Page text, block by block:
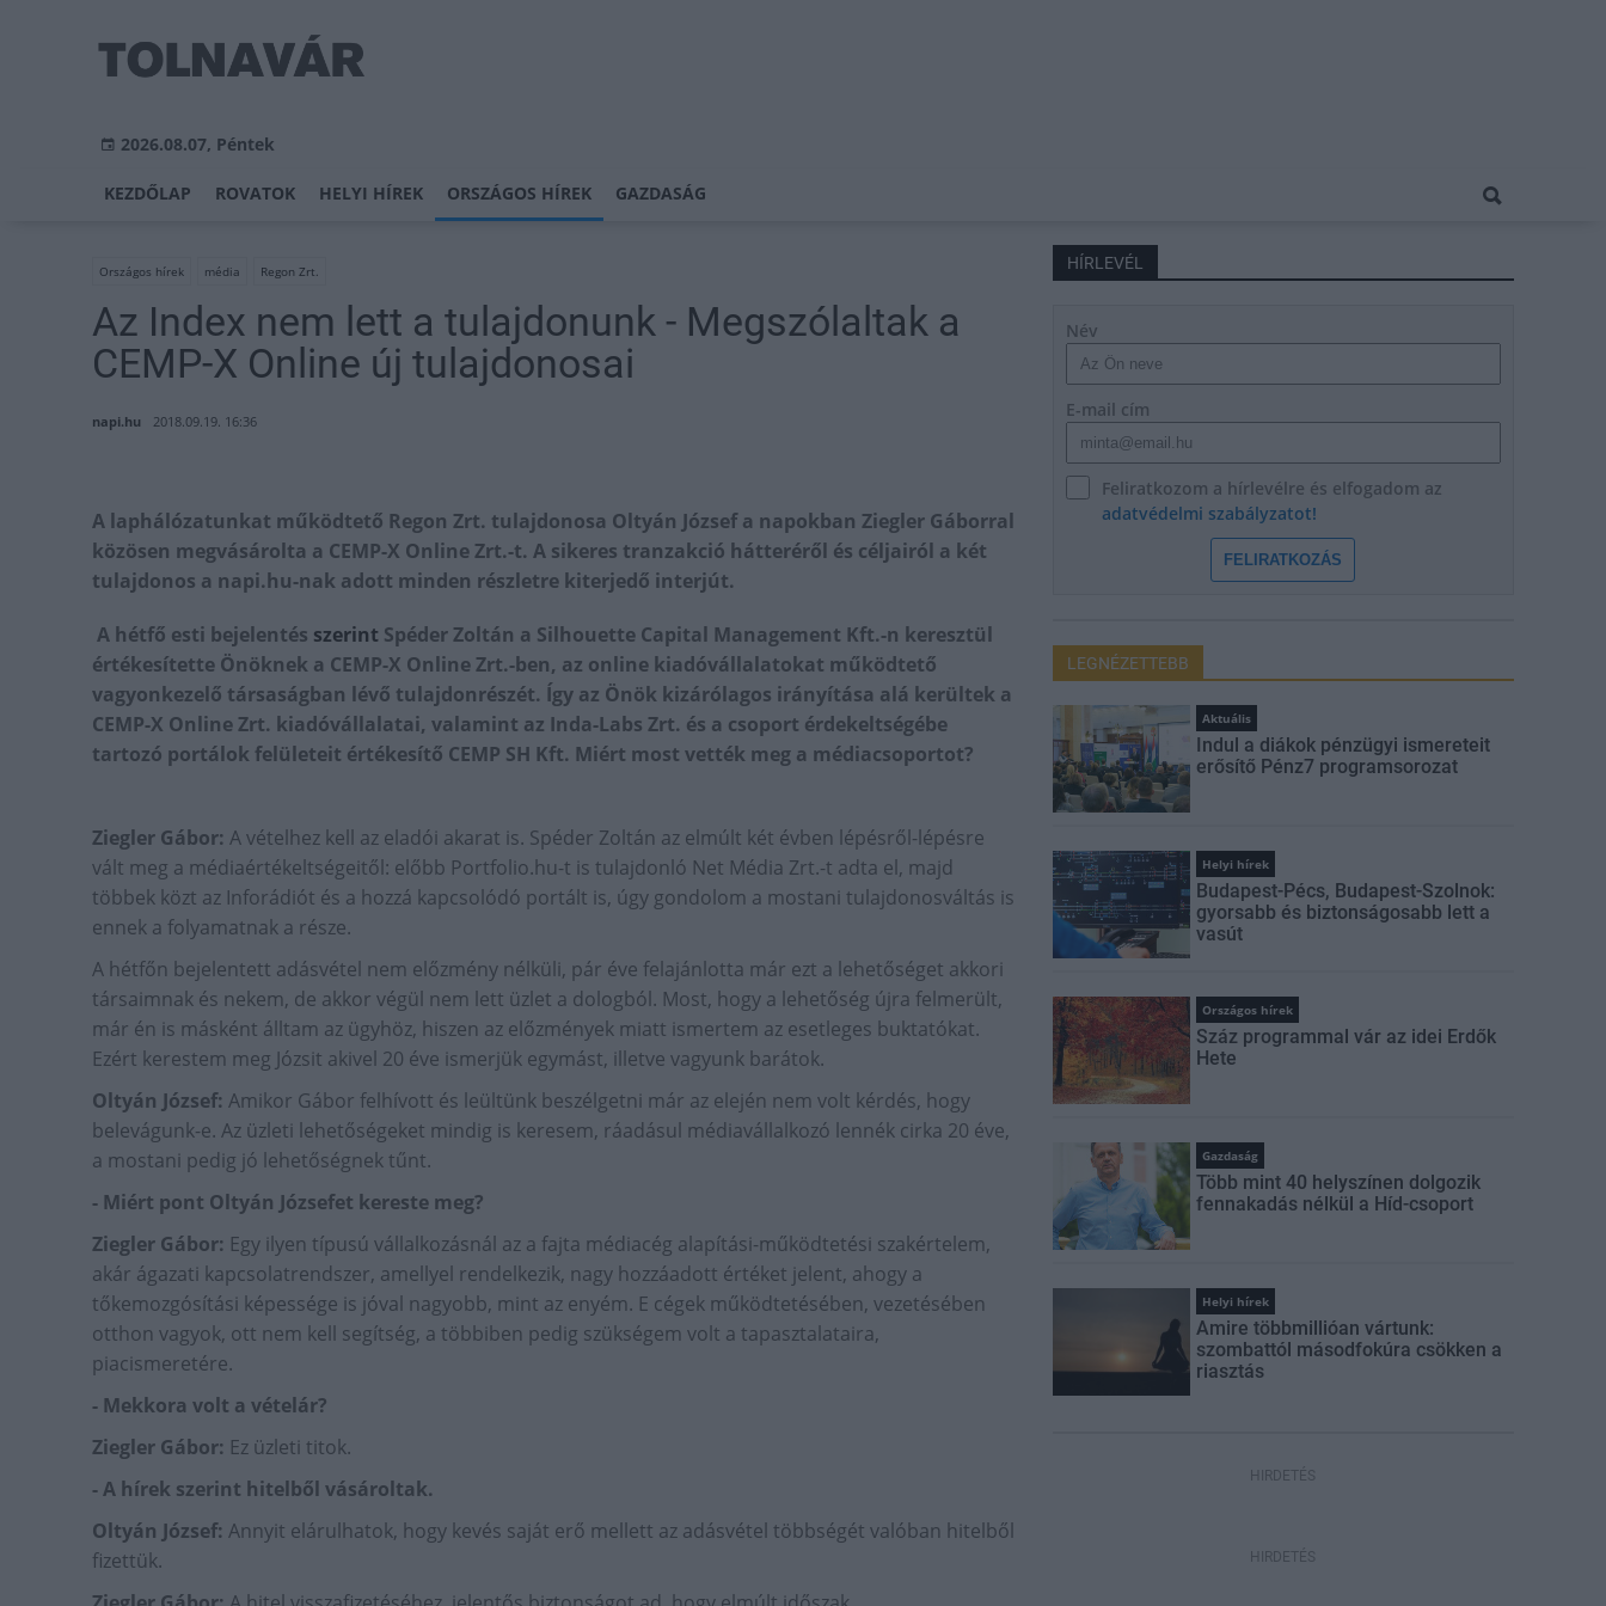
2026.08.07, Péntek
KEZDŐLAP ROVATOK HELYI HÍREK ORSZÁGOS HÍREK GAZDASÁG
Országos hírek média Regon Zrt.
Az Index nem lett a tulajdonunk - Megszólaltak a
CEMP-X Online új tulajdonosai
napi.hu 2018.09.19. 16:36
A laphálózatunkat működtető Regon Zrt. tulajdonosa Oltyán József a napokban Ziegler Gáborral
közösen megvásárolta a CEMP-X Online Zrt.-t. A sikeres tranzakció hátteréről és céljairól a két
tulajdonos a napi.hu-nak adott minden részletre kiterjedő interjút.
A hétfő esti bejelentés szerint Spéder Zoltán a Silhouette Capital Management Kft.-n keresztül
értékesítette Önöknek a CEMP-X Online Zrt.-ben, az online kiadóvállalatokat működtető
vagyonkezelő társaságban lévő tulajdonrészét. Így az Önök kizárólagos irányítása alá kerültek a
CEMP-X Online Zrt. kiadóvállalatai, valamint az Inda-Labs Zrt. és a csoport érdekeltségébe
tartozó portálok felületeit értékesítő CEMP SH Kft. Miért most vették meg a médiacsoportot?
Ziegler Gábor: A vételhez kell az eladói akarat is. Spéder Zoltán az elmúlt két évben lépésről-lépésre
vált meg a médiaértékeltségeitől: előbb Portfolio.hu-t is tulajdonló Net Média Zrt.-t adta el, majd
többek közt az Inforádiót és a hozzá kapcsolódó portált is, úgy gondolom a mostani tulajdonosváltás is
ennek a folyamatnak a része.
A hétfőn bejelentett adásvétel nem előzmény nélküli, pár éve felajánlotta már ezt a lehetőséget akkori
társaimnak és nekem, de akkor végül nem lett üzlet a dologból. Most, hogy a lehetőség újra felmerült,
már én is másként álltam az ügyhöz, hiszen az előzmények miatt ismertem az esetleges buktatókat.
Ezért kerestem meg Józsit akivel 20 éve ismerjük egymást, illetve vagyunk barátok.
Oltyán József: Amikor Gábor felhívott és leültünk beszélgetni már az elején nem volt kérdés, hogy
belevágunk-e. Az üzleti lehetőségeket mindig is keresem, ráadásul médiavállalkozó lennék cirka 20 éve,
a mostani pedig jó lehetőségnek tűnt.
- Miért pont Oltyán Józsefet kereste meg?
Ziegler Gábor: Egy ilyen típusú vállalkozásnál az a fajta médiacég alapítási-működtetési szakértelem,
akár ágazati kapcsolatrendszer, amellyel rendelkezik, nagy hozzáadott értéket jelent, ahogy a
tőkemozgósítási képessége is jóval nagyobb, mint az enyém. E cégek működtetésében, vezetésében
otthon vagyok, ott nem kell segítség, a többiben pedig szükségem volt a tapasztalataira,
piacismeretére.
- Mekkora volt a vételár?
Ziegler Gábor: Ez üzleti titok.
- A hírek szerint hitelből vásároltak.
Oltyán József: Annyit elárulhatok, hogy kevés saját erő mellett az adásvétel többségét valóban hitelből
fizettük.
HÍRLEVÉL
Név
E-mail cím
Feliratkozom a hírlevélre és elfogadom az
adatvédelmi szabályzatot!
FELIRATKOZÁS
LEGNÉZETTEBB
Aktuális
Indul a diákok pénzügyi ismereteit
erősítő Pénz7 programsorozat
Helyi hírek
Budapest-Pécs, Budapest-Szolnok:
gyorsabb és biztonságosabb lett a
vasút
Országos hírek
Száz programmal vár az idei Erdők
Hete
Gazdaság
Több mint 40 helyszínen dolgozik
fennakadás nélkül a Híd-csoport
Helyi hírek
Amire többmillióan vártunk:
szombattól másodfokúra csökken a
riasztás
HIRDETÉS
HIRDETÉS